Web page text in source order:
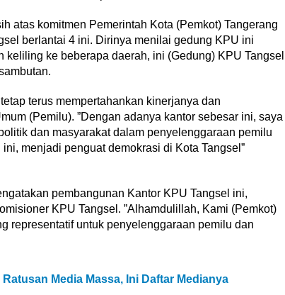
atas komitmen Pemerintah Kota (Pemkot) Tangerang
berlantai 4 ini. Dirinya menilai gedung KPU ini
ke beberapa daerah, ini (Gedung) KPU Tangsel
terus mempertahankan kinerjanya dan
(Pemilu). ”Dengan adanya kantor sebesar ini, saya
dan masyarakat dalam penyelenggaraan pemilu
menjadi penguat demokrasi di Kota Tangsel”
pembangunan Kantor KPU Tangsel ini,
KPU Tangsel. ”Alhamdulillah, Kami (Pemkot)
representatif untuk penyelenggaraan pemilu dan
Media Massa, Ini Daftar Medianya